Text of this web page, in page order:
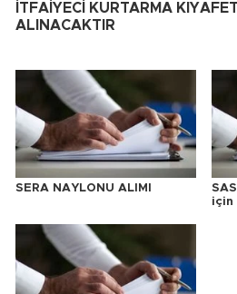
İTFAİYECİ KURTARMA
ALINACAKTIR
SERA NAYLONU ALIMI
için